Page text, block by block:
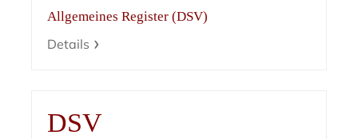
Allgemeines Register (DSV)
Details
DSV